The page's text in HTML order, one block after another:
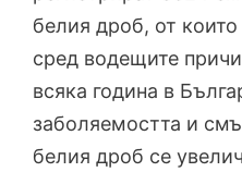
белия дроб, от
сред водещите
всяка година в
заболяемостта и
белия дроб се